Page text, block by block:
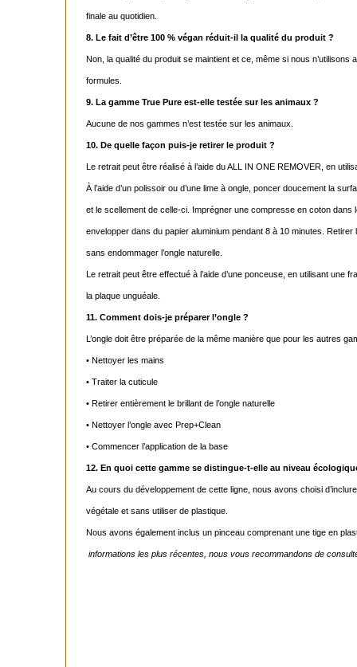
finale au quotidien.
8. Le fait d’être 100 % végan réduit-il la qualité du produit ?
Non, la qualité du produit se maintient et ce, même si nous n’utilisons
formules.
9. La gamme True Pure est-elle testée sur les animaux ?
Aucune de nos gammes n’est testée sur les animaux.
10. De quelle façon puis-je retirer le produit ?
Le retrait peut être réalisé à l’aide du ALL IN ONE REMOVER, en
À l’aide d’un polissoir ou d’une lime à ongle, poncer doucement la
et le scellement de celle-ci. Imprégner une compresse en coton dans
envelopper dans du papier aluminium pendant 8 à 10 minutes.
sans endommager l’ongle naturelle.
Le retrait peut être effectué à l’aide d’une ponceuse, en utilisant
la plaque unguéale.
11. Comment dois-je préparer l’ongle ?
L’ongle doit être préparée de la même manière que pour les autres
• Nettoyer les mains
• Traiter la cuticule
• Retirer entièrement le brillant de l’ongle naturelle
• Nettoyer l’ongle avec Prep+Clean
• Commencer l’application de la base
12. En quoi cette gamme se distingue-t-elle au niveau
Au cours du développement de cette ligne, nous avons choisi
végétale et sans utiliser de plastique.
Nous avons également inclus un pinceau comprenant une tige en
informations les plus récentes, nous vous recommandons de